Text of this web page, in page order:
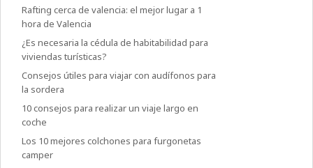
Rafting cerca de valencia: el mejor lugar a 1
hora de Valencia
¿Es necesaria la cédula de habitabilidad para
viviendas turísticas?
Consejos útiles para viajar con audífonos para
la sordera
10 consejos para realizar un viaje largo en
coche
Los 10 mejores colchones para furgonetas
camper